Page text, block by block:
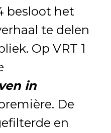
besloot het
te delen
Op VRT 1
in
De
en